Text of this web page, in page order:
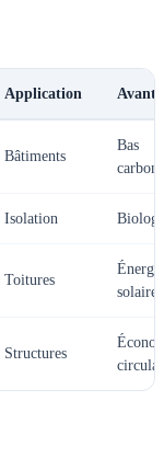
Application
Bâtiments
Bas
carbone
Isolation
Toitures
Énergie
solaire
Structures